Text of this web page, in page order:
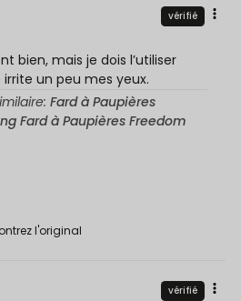
l'original
vérifié
bien, mais je dois l’utiliser
un peu mes yeux.
Fard à Paupières
Fard à Paupières Freedom
vérifié